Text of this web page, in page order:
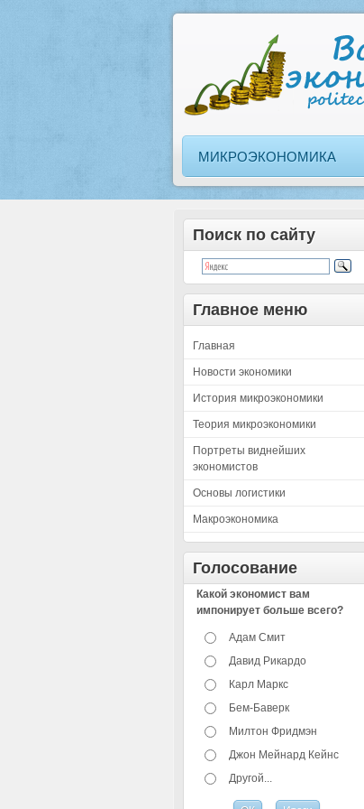
МИКРОЭКОНОМИКА
Поиск по сайту
Главное меню
Главная
Новости экономики
История микроэкономики
Теория микроэкономики
Портреты виднейших
экономистов
Основы логистики
Макроэкономика
Голосование
Какой экономист вам
импонирует больше всего?
Адам Смит
Давид Рикардо
Карл Маркс
Бем-Баверк
Милтон Фридмэн
Джон Мейнард Кейнс
Другой...